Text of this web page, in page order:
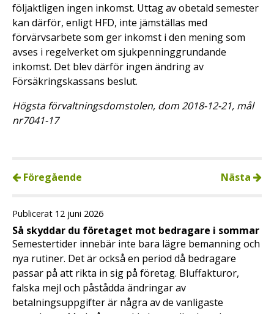
följaktligen ingen inkomst. Uttag av obetald semester
kan därför, enligt HFD, inte jämställas med
förvärvsarbete som ger inkomst i den mening som
avses i regelverket om sjukpenninggrundande
inkomst. Det blev därför ingen ändring av
Försäkringskassans beslut.
Högsta förvaltningsdomstolen, dom 2018-12-21, mål
nr7041-17
Föregående Nästa
Publicerat 12 juni 2026
Så skyddar du företaget mot bedragare i sommar
Semestertider innebär inte bara lägre bemanning och
nya rutiner. Det är också en period då bedragare
passar på att rikta in sig på företag. Bluffakturor,
falska mejl och påstådda ändringar av
betalningsuppgifter är några av de vanligaste